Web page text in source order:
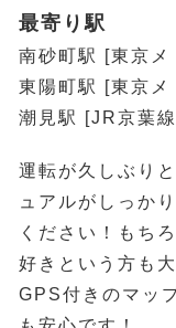
最寄り駅
南砂町駅 [東京メ
東陽町駅 [東京メ
潮見駅 [JR京葉
運転が久しぶり
ュアルがしっか
ください！もち
好きという方も
GPS付きのマッ